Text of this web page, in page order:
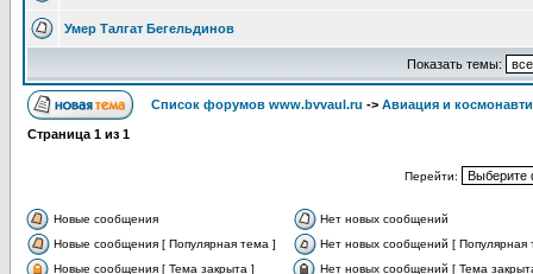
Умер Талгат Бегельдинов
Показать темы:
Список форумов www.bvvaul.ru -> Авиация и
Страница 1 из 1
Перейти:
Новые сообщения
Нет новых сообщений
Новые сообщения [ Популярная тема ]
Нет новых сообщений [ Популярная
Новые сообщения [ Тема закрыта ]
Нет новых сообщений [ Тема